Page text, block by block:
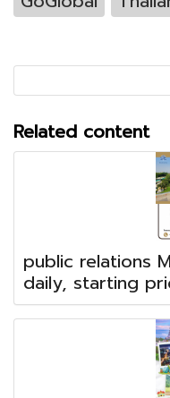
Related content
public relations
daily, starting